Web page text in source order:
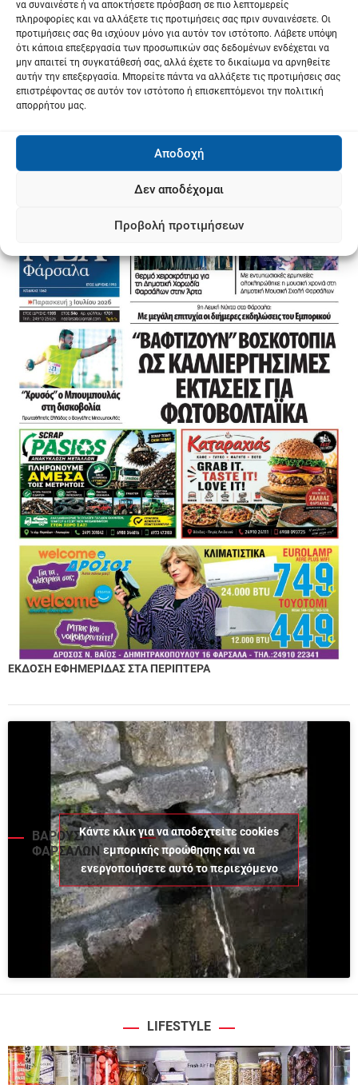
να συναινέστε ή να αποκτήσετε πρόσβαση σε πιο λεπτομερείς
πληροφορίες και να αλλάξετε τις προτιμήσεις σας πριν συναινέσετε. Οι
προτιμήσεις σας θα ισχύουν μόνο για αυτόν τον ιστότοπο. Λάβετε υπόψη
ότι κάποια επεξεργασία των προσωπικών σας δεδομένων ενδέχεται να
μην απαιτεί τη συγκατάθεσή σας, αλλά έχετε το δικαίωμα να αρνηθείτε
αυτήν την επεξεργασία. Μπορείτε πάντα να αλλάξετε τις προτιμήσεις σας
επιστρέφοντας σε αυτόν τον ιστότοπο ή επισκεπτόμενοι την πολιτική
απορρήτου μας.
Αποδοχή
Δεν αποδέχομαι
Προβολή προτιμήσεων
ΕΚΔΟΣΗ ΕΦΗΜΕΡΙΔΑΣ ΣΤΑ ΠΕΡΙΠΤΕΡΑ
ΒΑΡΟΥΣΙ
ΦΑΡΣΑΛΩΝ
Κάντε κλικ για να αποδεχτείτε cookies
εμπορικής προώθησης και να
ενεργοποιήσετε αυτό το περιεχόμενο
LIFESTYLE